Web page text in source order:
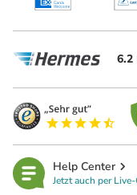
6.2
Help Center
Jetzt auch per